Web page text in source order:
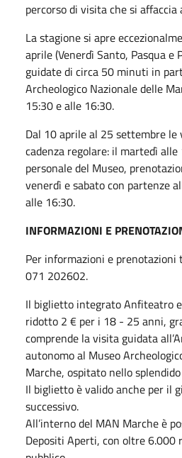
percorso di visita che si affaccia
La stagione si apre
aprile (Venerdì Santo, Pasqua e
guidate di circa 50 minuti in
Archeologico Nazionale delle
15:30 e alle 16:30.
Dal 10 aprile al 25 settembre le
cadenza regolare: il martedì alle
personale del Museo,
venerdì e sabato con partenze
alle 16:30.
INFORMAZIONI E
Per informazioni e
071 202602.
Il biglietto integrato Anfiteatro
ridotto 2 € per i 18 - 25 anni,
comprende la visita guidata
autonomo al Museo
Marche, ospitato nello
Il biglietto è valido anche per il
successivo.
All’interno del MAN Marche è
Depositi Aperti, con oltre 6.000